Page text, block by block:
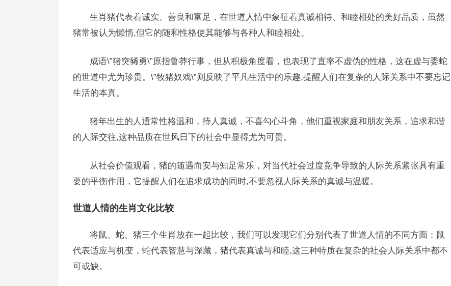
生肖猪代表着诚实、善良和富足，在世道人情中象征着真诚相待、和睦相处的美好品质，虽然
猪常被认为懒惰,但它的随和性格使其能够与各种人和睦相处。
成语\”猪突豨勇\”原指鲁莽行事，但从积极角度看，也表现了直率不虚伪的性格，这在虚与委蛇
的世道中尤为珍贵。\”牧猪奴戏\”则反映了平凡生活中的乐趣,提醒人们在复杂的人际关系中不要忘记
生活的本真。
猪年出生的人通常性格温和，待人真诚，不喜勾心斗角，他们重视家庭和朋友关系，追求和谐
的人际交往,这种品质在世风日下的社会中显得尤为可贵。
从社会价值观看，猪的随遇而安与知足常乐，对当代社会过度竞争导致的人际关系紧张具有重
要的平衡作用，它提醒人们在追求成功的同时,不要忽视人际关系的真诚与温暖。
世道人情的生肖文化比较
将鼠、蛇、猪三个生肖放在一起比较，我们可以发现它们分别代表了世道人情的不同方面：鼠
代表适应与机变，蛇代表智慧与深藏，猪代表真诚与和睦,这三种特质在复杂的社会人际关系中都不
可或缺。